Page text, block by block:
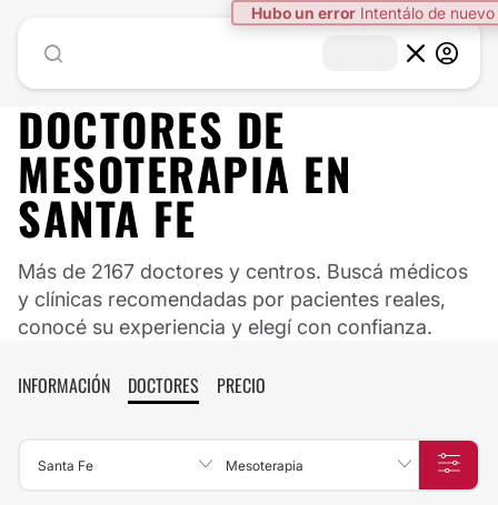
Hubo un error Intentálo de nuevo
DOCTORES DE
MESOTERAPIA EN
SANTA FE
Más de 2167 doctores y centros. Buscá médicos
y clínicas recomendadas por pacientes reales,
conocé su experiencia y elegí con confianza.
INFORMACIÓN DOCTORES PRECIO
Santa Fe Mesoterapia